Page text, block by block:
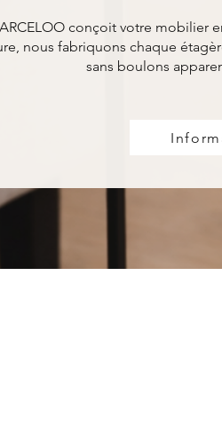
conçoit votre mobilier
nous fabriquons chaque
sans boulons